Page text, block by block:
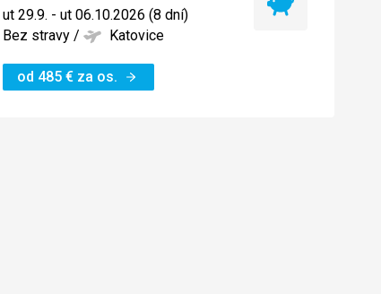
ut 29.9. - ut 06.10.2026 (8 dní)
Bez stravy / Katovice
od 485 € za os.
Najlacnejší